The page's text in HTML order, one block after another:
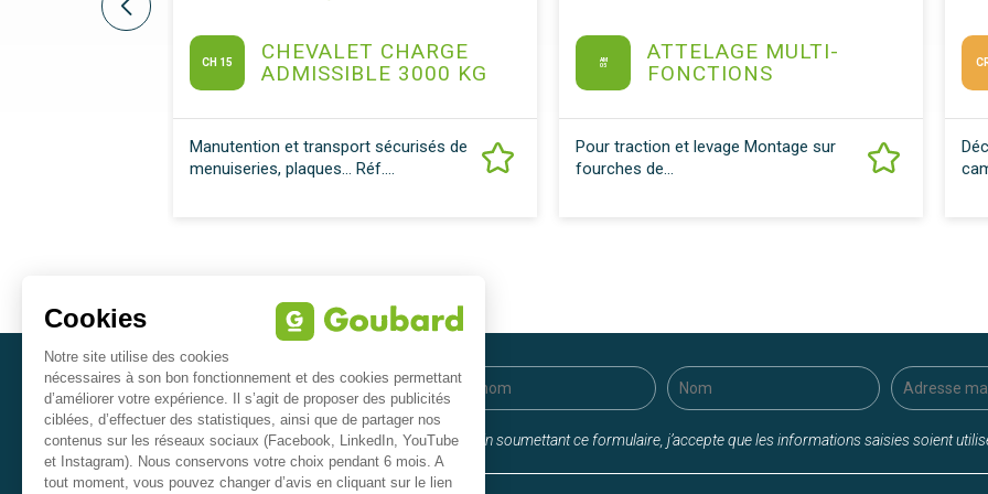
CH 15
CHEVALET CHARGE
ADMISSIBLE 3000 KG
Manutention et transport sécurisés de
menuiseries, plaques… Réf....
AM
05
ATTELAGE MULTI-
FONCTIONS
Pour traction et levage Montage sur
fourches de...
INSCRIVEZ-VOUS
À NOTRE NEWSLETTER
En soumettant ce formulaire, j’accepte que les informations saisies soient